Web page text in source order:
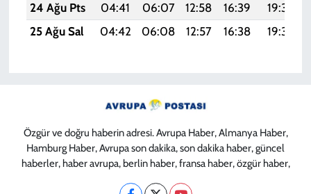
24 Ağu Pts
04:41 06:07 12:58 16:39 19:38
25 Ağu Sal
04:42 06:08 12:57 16:38 19:37
Özgür ve doğru haberin adresi. Avrupa Haber, Almanya Haber,
Hamburg Haber, Avrupa son dakika, son dakika haber, güncel
haberler, haber avrupa, berlin haber, fransa haber, özgür haber,